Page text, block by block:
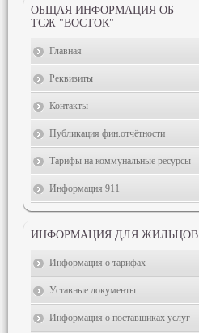
ОБЩАЯ ИНФОРМАЦИЯ ОБ
ТСЖ "ВОСТОК"
Главная
Реквизиты
Контакты
Публикация фин.отчётности
Тарифы на коммунальные ресурсы
Информация 911
ИНФОРМАЦИЯ ДЛЯ ЖИЛЬЦОВ
Информация о тарифах
Уставные документы
Информация о поставщиках услуг